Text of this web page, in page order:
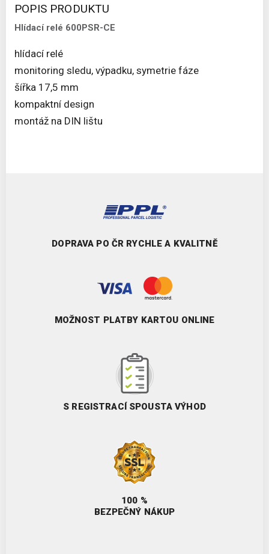
POPIS PRODUKTU
Hlídací relé 600PSR-CE
hlídací relé
monitoring sledu, výpadku, symetrie fáze
šířka 17,5 mm
kompaktní design
montáž na DIN lištu
DOPRAVA PO ČR RYCHLE A KVALITNĚ
MOŽNOST PLATBY KARTOU ONLINE
S REGISTRACÍ SPOUSTA VÝHOD
100 %
BEZPEČNÝ NÁKUP